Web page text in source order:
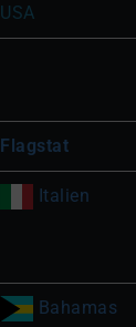
USA
Flagstat
Italien
Bahamas